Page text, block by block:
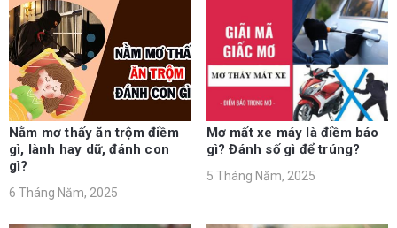
Nằm mơ thấy ăn trộm điềm
gì, lành hay dữ, đánh con
gì?
6 Tháng Năm, 2025
Mơ mất xe máy là điềm báo
gì? Đánh số gì để trúng?
5 Tháng Năm, 2025